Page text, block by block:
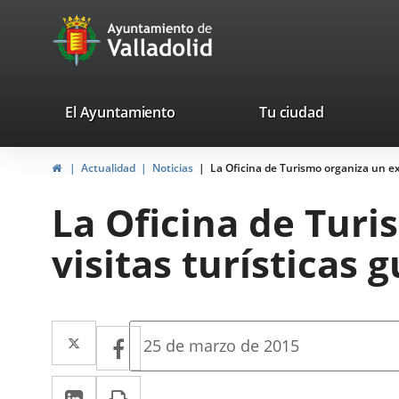
Portal
Web
Ayuntamiento
de
valladolid.es
El Ayuntamiento Tu ciudad
HomeActualidad Noticias La Oficina de Turismo organiza un
La Oficina de
visitas turísticas
Twitter
Enlace
a
Facebook
Enlace
a
Linkedin
Enlace
Fecha
la
25 de marzo de 2015